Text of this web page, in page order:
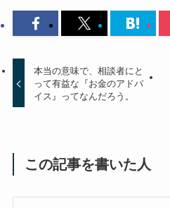
本当の意味で、相談者にと
って有益な『お金のアドバ
イス』ってなんだろう。
この記事を書いた人